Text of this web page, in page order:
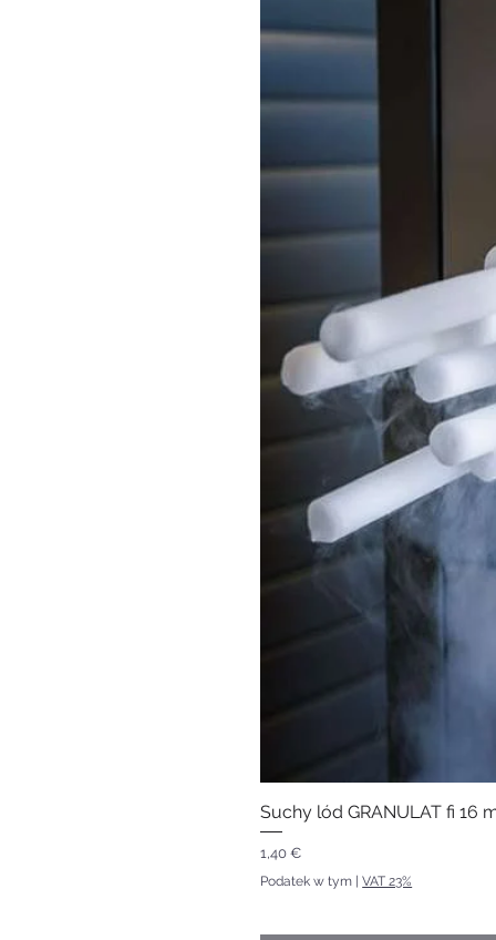
Suchy lód GRANULAT fi 16
Cena
1,40 €
Podatek w tym |VAT 23%